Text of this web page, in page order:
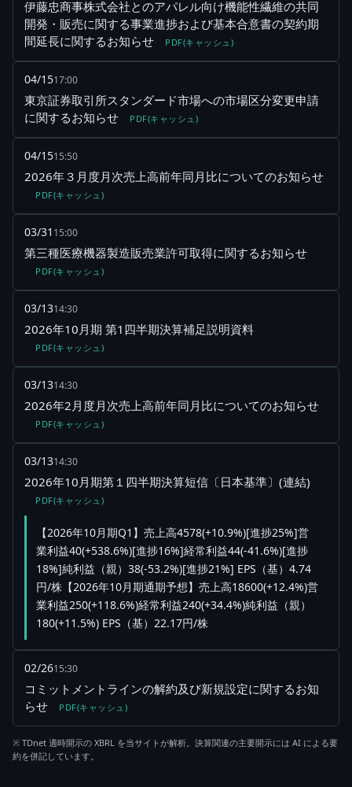
伊藤忠商事株式会社とのアパレル向け機能性繊維の共同
開発・販売に関する事業進捗および基本合意書の契約期
間延長に関するお知らせ
PDF(キャッシュ)
04/1517:00
東京証券取引所スタンダード市場への市場区分変更申請
に関するお知らせ
PDF(キャッシュ)
04/1515:50
2026年３月度月次売上高前年同月比についてのお知らせ
PDF(キャッシュ)
03/31 15:00
第三種医療機器製造販売業許可取得に関するお知らせ
PDF(キャッシュ)
03/1314:30
2026年10月期 第1四半期決算補足説明資料
PDF(キャッシュ)
03/1314:30
2026年2月度月次売上高前年同月比についてのお知らせ
PDF(キャッシュ)
03/1314:30
2026年10月期第１四半期決算短信〔日本基準〕(連結)
PDF(キャッシュ)
【2026年10月期Q1】売上高4578(+10.9%)[進捗25%]営
業利益40(+538.6%)[進捗16%]経常利益44(-41.6%)[進捗
18%]純利益（親）38(-53.2%)[進捗21%] EPS（基）4.74
円/株【2026年10月期通期予想】売上高18600(+12.4%)営
業利益250(+118.6%)経常利益240(+34.4%)純利益（親）
180(+11.5%) EPS（基）22.17円/株
02/2615:30
コミットメントラインの解約及び新規設定に関するお知
らせ
PDF(キャッシュ)
※ TDnet 適時開示の XBRL を当サイトが解析。決算関連の主要開示には AI による要
約を併記しています。